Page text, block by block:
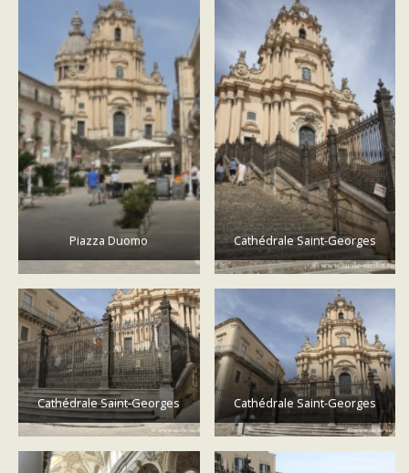
Piazza Duomo Cathédrale Saint-Georges
Cathédrale Saint-Georges Cathédrale Saint-Georges